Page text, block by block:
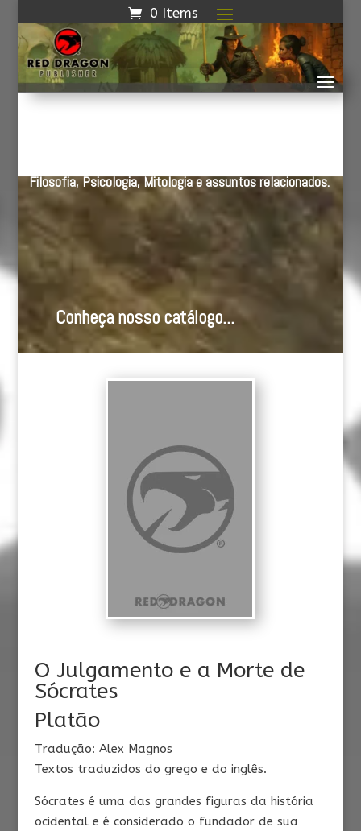
0 Items
Filosofia, Psicologia, Mitologia eassuntos relacionados.
Conheça nosso catálogo...
O Julgamento e a Morte de
Sócrates
Platão
Tradução: Alex Magnos
Textos traduzidos do grego e do inglês.
Sócrates é uma das grandes figuras da história
ocidental e é considerado o fundador de sua